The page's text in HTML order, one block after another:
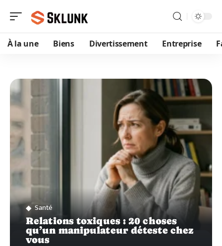
À la une Biens Divertissement Entreprise
Santé
Relations toxiques : 20 choses
qu’un manipulateur déteste chez
vous